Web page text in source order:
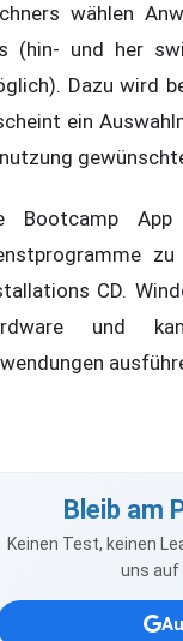
wählen
(hin- und her
Dazu wird
ein
Bootcamp
CD.
und
Bleib am
Keinen Test, keinen
uns auf